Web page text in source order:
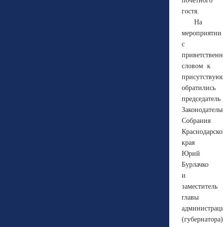
гостя.
На
мероприятии
с
словом к
обратились
председатель
Собрания
края
Юрий
Бурлачко
и
заместитель
главы
(губернатора)